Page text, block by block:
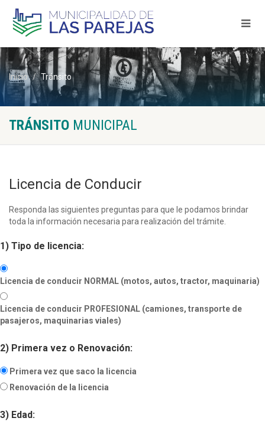
Inicio Tránsito
TRÁNSITO MUNICIPAL
Licencia de Conducir
Responda las siguientes preguntas para que le podamos brindar
toda la información necesaria para realización del trámite.
1) Tipo de licencia:
Licencia de conducir NORMAL (motos, autos, tractor, maquinaria)
Licencia de conducir PROFESIONAL (camiones, transporte de
pasajeros, maquinarias viales)
2) Primera vez o Renovación:
Primera vez que saco la licencia
Renovación de la licencia
3) Edad: